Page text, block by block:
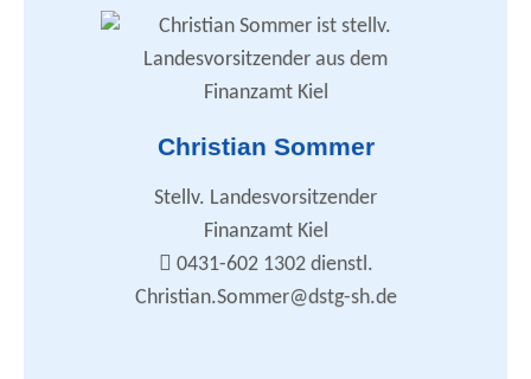
Christian Sommer
Stellv. Landesvorsitzender
Finanzamt Kiel
0431-602 1302 dienstl.
Christian.Sommer@dstg-sh.de
Vertretung des Landesverbandes nach außen
Zusammenarbeit mit DSTG-LV und Bund
Zusammenarbeit mit den DSTG-Ortsverbänden
Öffentlichkeitsarbeit
DSTG-Nachrichten - Redaktion
Beihilferecht/Unterstützungen
Personalvertretungsrecht / Mitbestimmung
christian.sommer@dstg-sh.de